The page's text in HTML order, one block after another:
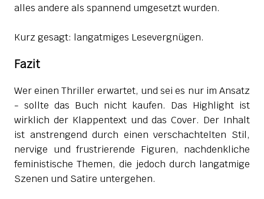
alles andere als spannend umgesetzt wurden.
Kurz gesagt: langatmiges Lesevergnügen.
Fazit
Wer einen Thriller erwartet, und sei es nur im Ansatz
- sollte das Buch nicht kaufen. Das Highlight ist
wirklich der Klappentext und das Cover. Der Inhalt
ist anstrengend durch einen verschachtelten Stil,
nervige und frustrierende Figuren, nachdenkliche
feministische Themen, die jedoch durch langatmige
Szenen und Satire untergehen.